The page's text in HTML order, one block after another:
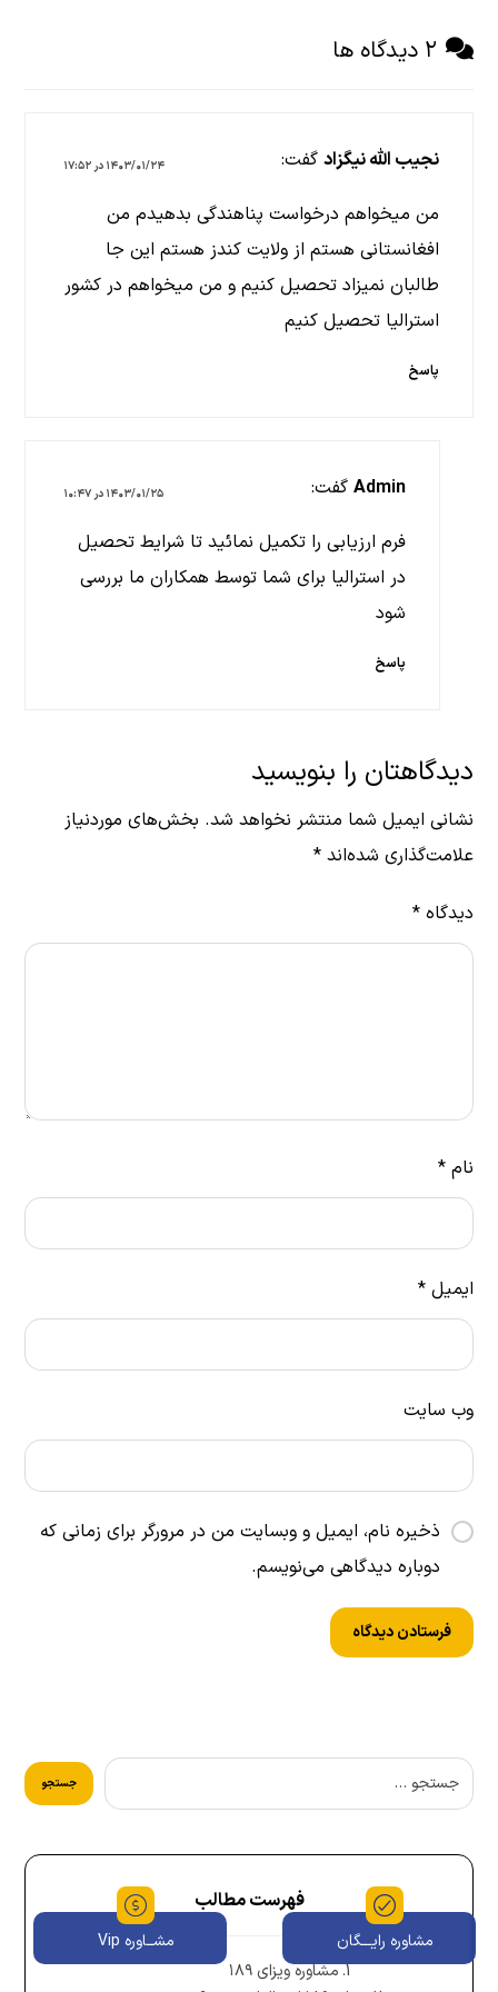
۲ دیدگاه ها
نجیب الله نیگزاد گفت: ۱۴۰۳/۰۱/۲۴ در ۱۷:۵۲
من میخواهم درخواست پناهندگی بدهیدم من
افغانستانی هستم از ولایت کندز هستم این جا
طالبان نمیزاد تحصیل کنیم و من میخواهم در کشور
استرالیا تحصیل کنیم
پاسخ
Admin گفت: ۱۴۰۳/۰۱/۲۵ در ۱۰:۴۷
فرم ارزیابی را تکمیل نمائید تا شرایط تحصیل
در استرالیا برای شما توسط همکاران ما بررسی
شود
پاسخ
دیدگاهتان را بنویسید
نشانی ایمیل شما منتشر نخواهد شد. بخش‌های موردنیاز
علامت‌گذاری شده‌اند*
دیدگاه*
نام*
ایمیل*
وب‌ سایت
ذخیره نام، ایمیل و وبسایت من در مرورگر برای زمانی که
دوباره دیدگاهی می‌نویسم.
فهرست مطالب
مشاوره ویزای ۱۸۹
مشاوره رایـــگان مشــاوره Vip